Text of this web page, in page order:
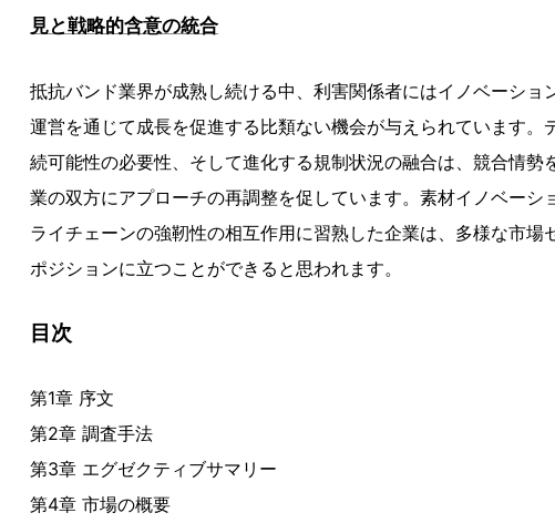
見と戦略的含意の統合
抵抗バンド業界が成熟し続ける中、利害関係者にはイノベーショ
運営を通じて成長を促進する比類ない機会が与えられています
続可能性の必要性、そして進化する規制状況の融合は、競合情勢
業の双方にアプローチの再調整を促しています。素材イノベー
ライチェーンの強靭性の相互作用に習熟した企業は、多様な市
ポジションに立つことができると思われます。
目次
第1章 序文
第2章 調査手法
第3章 エグゼクティブサマリー
第4章 市場の概要